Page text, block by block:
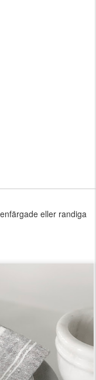
eller randiga